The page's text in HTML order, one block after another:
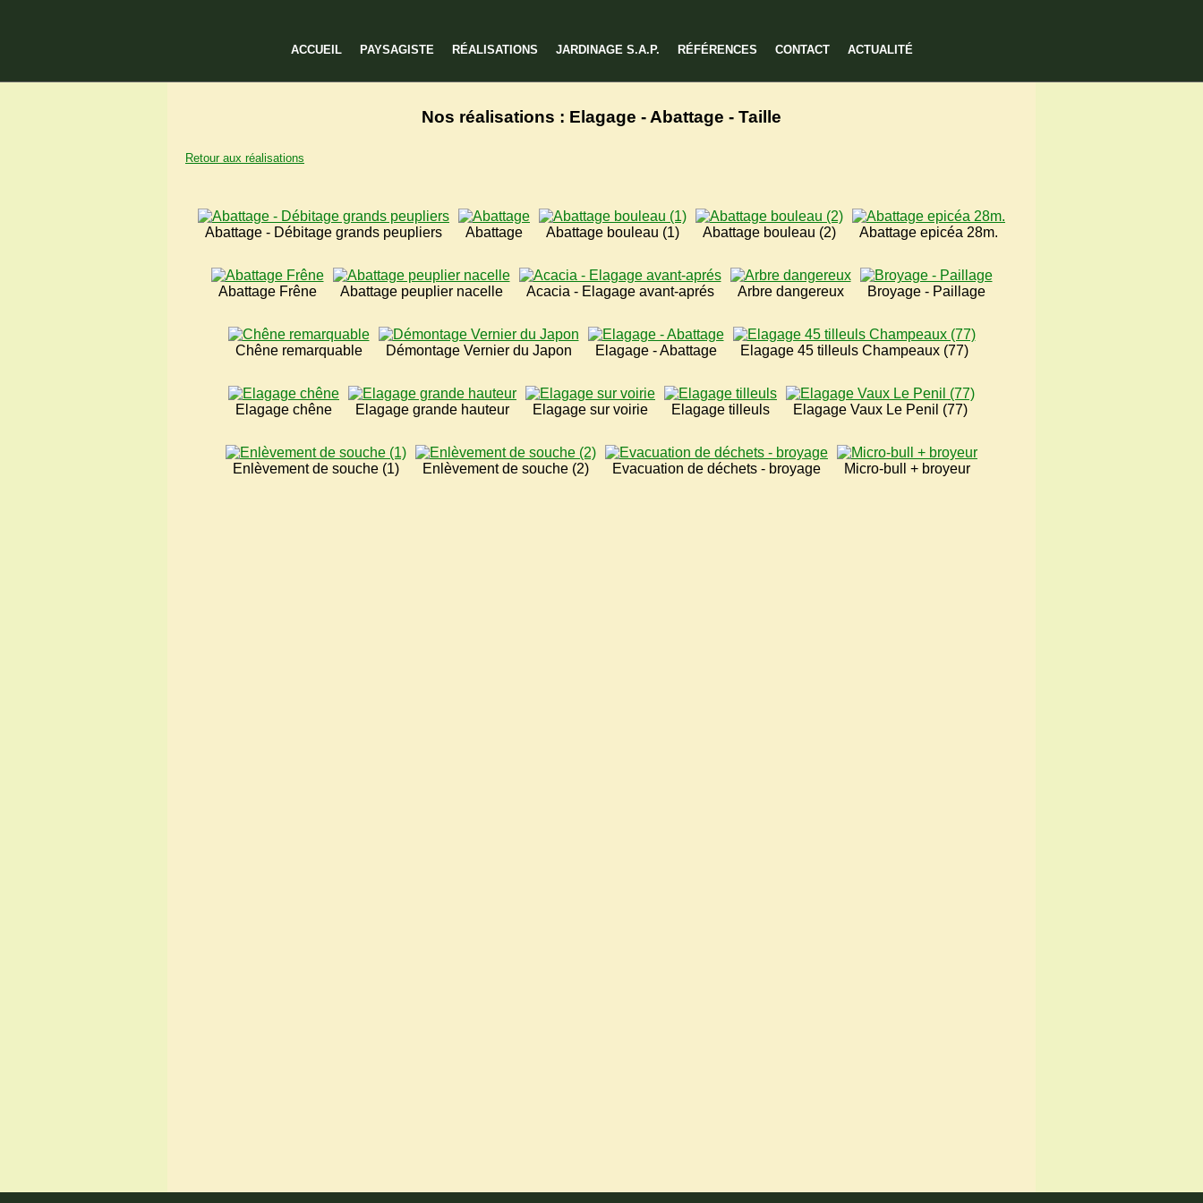
ACCUEIL PAYSAGISTE RÉALISATIONS JARDINAGE S.A.P. RÉFÉRENCES CONTACT ACTUALITÉ
Nos réalisations : Elagage - Abattage - Taille
Retour aux réalisations
Abattage - Débitage grands peupliers Abattage Abattage bouleau (1) Abattage bouleau (2) Abattage epicéa 28m.
Abattage Frêne Abattage peuplier nacelle Acacia - Elagage avant-aprés Arbre dangereux Broyage - Paillage
Chêne remarquable Démontage Vernier du Japon Elagage - Abattage Elagage 45 tilleuls Champeaux (77)
Elagage chêne Elagage grande hauteur Elagage sur voirie Elagage tilleuls Elagage Vaux Le Penil (77)
Enlèvement de souche (1) Enlèvement de souche (2) Evacuation de déchets - broyage Micro-bull + broyeur